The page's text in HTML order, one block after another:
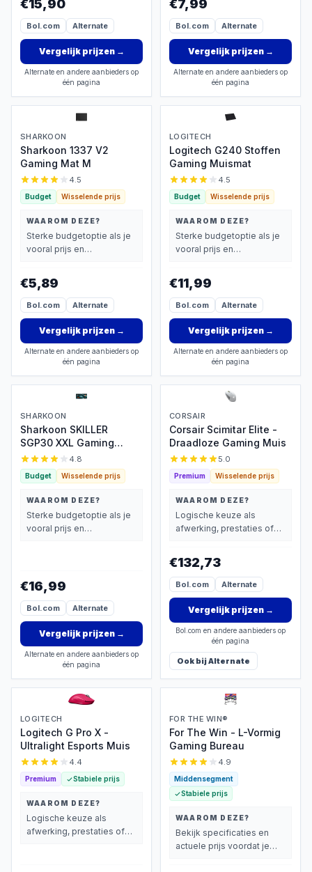
€15,90
Bol.com Alternate
Vergelijk prijzen→
Alternate en andere aanbieders op
één pagina
€7,99
Bol.com Alternate
Vergelijk prijzen→
Alternate en andere aanbieders op
één pagina
SHARKOON
Sharkoon 1337 V2
Gaming Mat M
4.5
Budget Wisselende prijs
WAAROM DEZE?
Sterke budgetoptie als je
vooral prijs en
€5,89
Bol.com Alternate
Vergelijk prijzen→
Alternate en andere aanbieders op
één pagina
LOGITECH
Logitech G240 Stoffen
Gaming Muismat
4.5
Budget Wisselende prijs
WAAROM DEZE?
Sterke budgetoptie als je
vooral prijs en
€11,99
Bol.com Alternate
Vergelijk prijzen→
Alternate en andere aanbieders op
één pagina
SHARKOON
Sharkoon SKILLER
SGP30 XXL Gaming
Muismat
4.8
Budget Wisselende prijs
WAAROM DEZE?
Sterke budgetoptie als je
vooral prijs en
€16,99
Bol.com Alternate
Vergelijk prijzen→
Alternate en andere aanbieders op
één pagina
CORSAIR
Corsair Scimitar Elite -
Draadloze Gaming Muis
5.0
Premium Wisselende prijs
WAAROM DEZE?
Logische keuze als
afwerking, prestaties of
€132,73
Bol.com Alternate
Vergelijk prijzen→
Bol.com en andere aanbieders op
één pagina
Ook bijAlternate
LOGITECH
Logitech G Pro X -
Ultralight Esports Muis
4.4
Premium Stabiele prijs
WAAROM DEZE?
Logische keuze als
afwerking, prestaties of
FOR THE WIN®
For The Win - L-Vormig
Gaming Bureau
4.9
Middensegment
Stabiele prijs
WAAROM DEZE?
Bekijk specificaties en
actuele prijs voordat je